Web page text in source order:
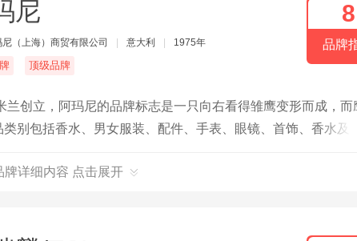
尼
（上海）商贸有限公司 意大利 1975年
顶级品牌
8
品牌
兰创立，阿玛尼的品牌标志是一只向右看得雏鹰变形而成，而
别包括香水、男女服装、配件、手表、眼镜、首饰、香水及
牌详细内容 点击展开